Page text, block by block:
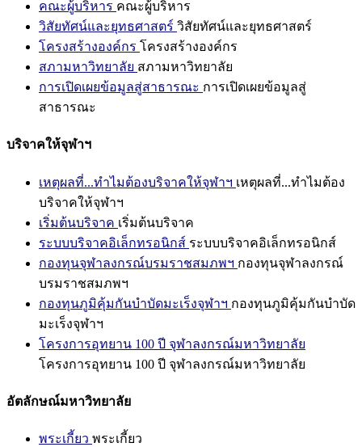
คณะผู้บริหาร คณะผู้บริหาร
วิสัยทัศน์และยุทธศาสตร์ วิสัยทัศน์และยุทธศาสตร์
โครงสร้างองค์กร โครงสร้างองค์กร
สภามหาวิทยาลัย สภามหาวิทยาลัย
การเปิดเผยข้อมูลสู่สาธารณะ การเปิดเผยข้อมูลสู่
สาธารณะ
บริจาคให้จุฬาฯ
เหตุผลที่...ทำไมต้องบริจาคให้จุฬาฯ เหตุผลที่...ทำไมต้อง
บริจาคให้จุฬาฯ
เริ่มต้นบริจาค เริ่มต้นบริจาค
ระบบบริจาคอิเล็กทรอนิกส์ ระบบบริจาคอิเล็กทรอนิกส์
กองทุนจุฬาลงกรณ์บรมราชสมภพฯ กองทุนจุฬาลงกรณ์
บรมราชสมภพฯ
กองทุนภูมิคุ้มกันบำบัดมะเร็งจุฬาฯ กองทุนภูมิคุ้มกันบำบัด
มะเร็งจุฬาฯ
โครงการอุทยาน 100 ปี จุฬาลงกรณ์มหาวิทยาลัย
โครงการอุทยาน 100 ปี จุฬาลงกรณ์มหาวิทยาลัย
อัตลักษณ์มหาวิทยาลัย
พระเกี้ยว พระเกี้ยว